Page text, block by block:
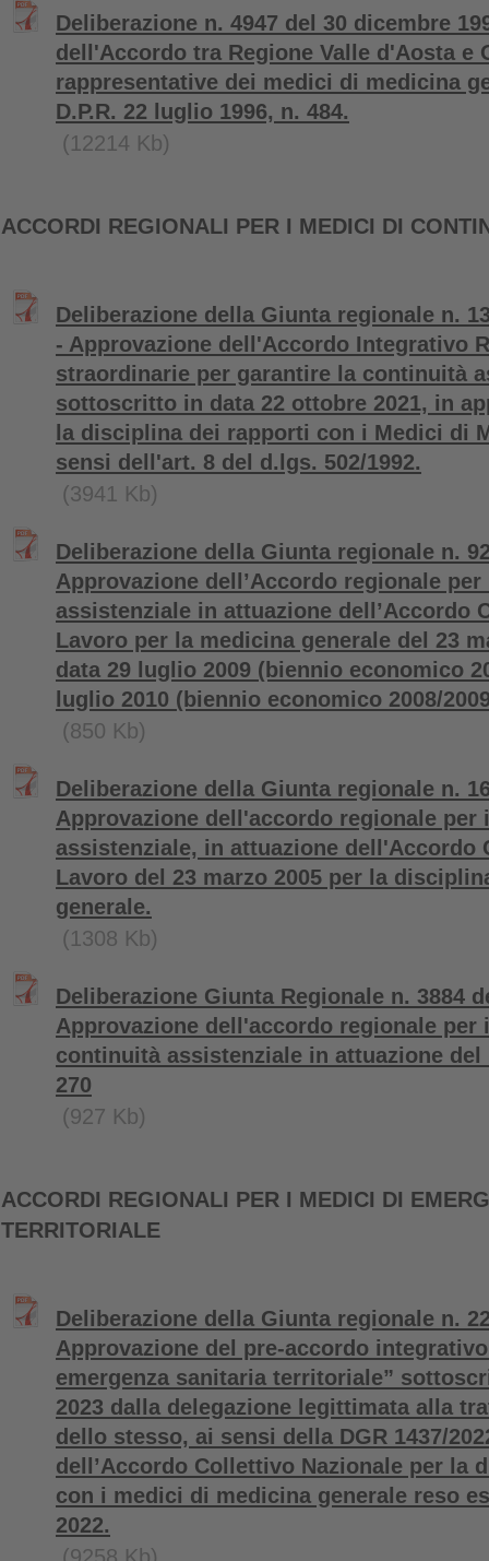
Deliberazione n. 4947 del 30 dicembre
dell'Accordo tra Regione Valle d'Aosta e
rappresentative dei medici di medicina
D.P.R. 22 luglio 1996, n. 484.
(12214 Kb)
ACCORDI REGIONALI PER I MEDICI DI
Deliberazione della Giunta regionale n.
- Approvazione dell'Accordo Integrativo
straordinarie per garantire la continuità
sottoscritto in data 22 ottobre 2021, in
la disciplina dei rapporti con i Medici di
sensi dell'art. 8 del d.lgs. 502/1992.
(3941 Kb)
Deliberazione della Giunta regionale n.
Approvazione dell’Accordo regionale
assistenziale in attuazione dell’Accordo
Lavoro per la medicina generale del 23
data 29 luglio 2009 (biennio economico
luglio 2010 (biennio economico 2008/
(850 Kb)
Deliberazione della Giunta regionale n.
Approvazione dell'accordo regionale
assistenziale, in attuazione dell'Accordo
Lavoro del 23 marzo 2005 per la
generale.
(1308 Kb)
Deliberazione Giunta Regionale n. 3884
Approvazione dell'accordo regionale per
continuità assistenziale in attuazione del
270
(927 Kb)
ACCORDI REGIONALI PER I MEDICI DI
TERRITORIALE
Deliberazione della Giunta regionale n.
Approvazione del pre-accordo
emergenza sanitaria territoriale”
2023 dalla delegazione legittimata alla
dello stesso, ai sensi della DGR 1437/
dell’Accordo Collettivo Nazionale per la
con i medici di medicina generale reso
2022.